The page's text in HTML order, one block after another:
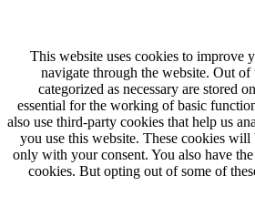
This website uses cookies to improve
navigate through the website. Out of
categorized as necessary are stored
essential for the working of basic
also use third-party cookies that help us
you use this website. These cookies
only with your consent. You also have
cookies. But opting out of some of